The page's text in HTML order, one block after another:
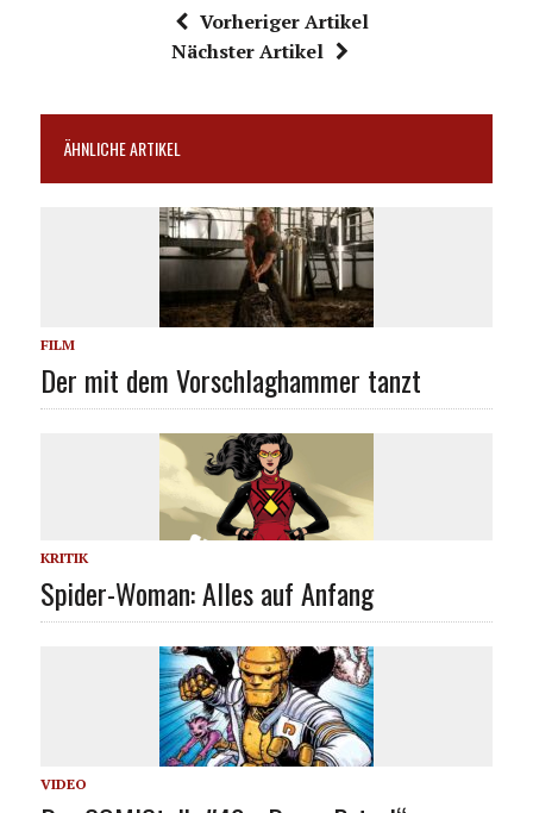
Vorheriger Artikel
Nächster Artikel
ÄHNLICHE ARTIKEL
FILM
Der mit dem Vorschlaghammer tanzt
KRITIK
Spider-Woman: Alles auf Anfang
VIDEO